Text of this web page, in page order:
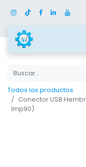
Todos los productos
Conector USB
Imp90)